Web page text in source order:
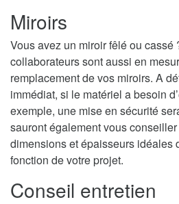
Miroirs
Vous avez un miroir fêlé ou cassé
collaborateurs sont aussi en
remplacement de vos miroirs. A
immédiat, si le matériel a besoin
exemple, une mise en sécurité
sauront également vous
dimensions et épaisseurs idéales
fonction de votre projet.
Conseil entretien